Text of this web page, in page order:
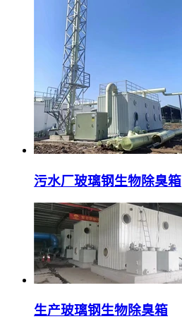
污水厂玻璃钢生物除臭箱
生产玻璃钢生物除臭箱